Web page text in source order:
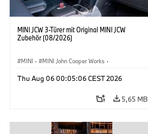
MINI JCW 3-Türer mit Original MINI JCW
Zubehör (08/2026)
MINI · MINI John Cooper Works ·
Sonderausstattungen, Zubehör
Thu Aug 06 00:05:06 CEST 2026
5,65 MB